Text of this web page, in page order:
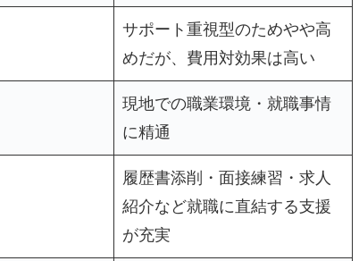
サポート重視型のためやや高
めだが、費用対効果は高い
現地での職業環境・就職事情
に精通
履歴書添削・面接練習・求人
紹介など就職に直結する支援
が充実